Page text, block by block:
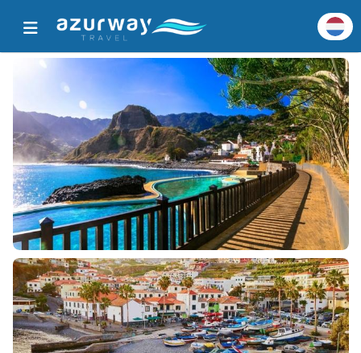
Home
Alle populaire bestemmingen
Bestemmingsgegevens